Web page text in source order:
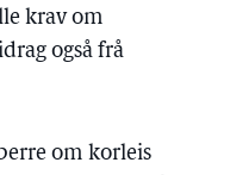
krav om
også frå
om korleis